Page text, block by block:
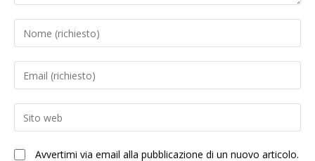
Inserisci
il
tuo
nome
nome
utente
per
Inserisci
il
tuo
indirizzo
per
Enter
your
website
Avvertimi via email alla pubblicazione di un nuovo articolo.